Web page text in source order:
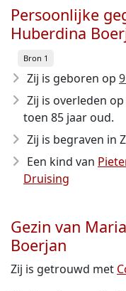
Persoonlijke
Huberdina
Bron 1
Zij is geboren op
Zij is overleden op
toen 85 jaar oud.
Zij is begraven in
Een kind van
Druising
Gezin van
Boerjan
Zij is getrouwd met